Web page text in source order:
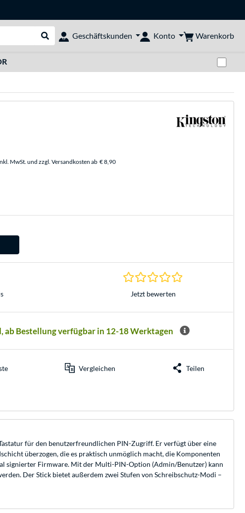
Suche durchführen
Geschäftskunden Konto Warenkorb
MwSt. und zzgl. Versandkosten ab € 8,90
0.0 Sterne bei 0
Jetzt bewerten
ab Bestellung verfügbar in 12-18 Werktagen
Vergleichen Teilen
für den benutzerfreundlichen PIN-Zugriff. Er verfügt über eine
überzogen, die es praktisch unmöglich macht, die Komponenten
signierter Firmware. Mit der Multi-PIN-Option (Admin/Benutzer) kann
Der Stick bietet außerdem zwei Stufen von Schreibschutz-Modi –